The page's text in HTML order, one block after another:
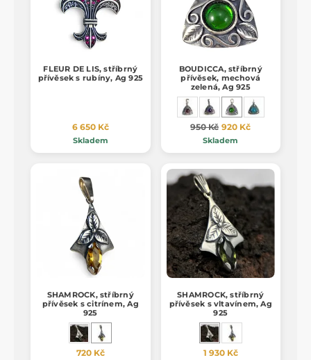
FLEUR DE LIS, stříbrný
přívěsek s rubíny, Ag 925
6 650 Kč
Skladem
BOUDICCA, stříbrný
přívěsek, mechová
zelená, Ag 925
950 Kč 920 Kč
Skladem
SHAMROCK, stříbrný
přívěsek s citrínem, Ag
925
720 Kč
SHAMROCK, stříbrný
přívěsek s vltavínem, Ag
925
1 930 Kč